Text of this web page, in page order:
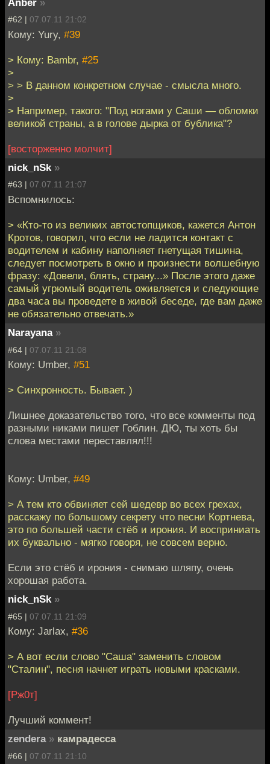
Anber »
#62 | 07.07.11 21:02
Кому: Yury, #39
> Кому: Bambr, #25
>
> > В данном конкретном случае - смысла много.
>
> Например, такого: "Под ногами у Саши — обломки
великой страны, а в голове дырка от бублика"?
[восторженно молчит]
nick_nSk »
#63 | 07.07.11 21:07
Вспомнилось:
> «Кто-то из великих автостопщиков, кажется Антон
Кротов, говорил, что если не ладится контакт с
водителем и кабину наполняет гнетущая тишина,
следует посмотреть в окно и произнести волшебную
фразу: «Довели, блять, страну...» После этого даже
самый угрюмый водитель оживляется и следующие
два часа вы проведете в живой беседе, где вам даже
не обязательно отвечать.»
Narayana »
#64 | 07.07.11 21:08
Кому: Umber, #51
> Синхронность. Бывает. )
Лишнее доказательство того, что все комменты под
разными никами пишет Гоблин. ДЮ, ты хоть бы
слова местами переставлял!!!
Кому: Umber, #49
> А тем кто обвиняет сей шедевр во всех грехах,
расскажу по большому секрету что песни Кортнева,
это по большей части стёб и ирония. И восприниать
их буквально - мягко говоря, не совсем верно.
Если это стёб и ирония - снимаю шляпу, очень
хорошая работа.
nick_nSk »
#65 | 07.07.11 21:09
Кому: Jarlax, #36
> А вот если слово "Саша" заменить словом
"Сталин", песня начнет играть новыми красками.
[Рж0т]
Лучший коммент!
zendera » камрадесса
#66 | 07.07.11 21:10